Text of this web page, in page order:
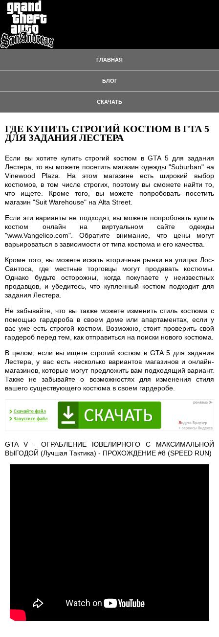
ГЛАВНАЯ
БЛОГ
СКАЧАТЬ
ГДЕ КУПИТЬ СТРОГИЙ КОСТЮМ В ГТА 5
ДЛЯ ЗАДАНИЯ ЛЕСТЕРА
Если вы хотите купить строгий костюм в GTA 5 для задания
Лестера, то вы можете посетить магазин одежды "Suburban" на
Vinewood Plaza. На этом магазине есть широкий выбор
костюмов, в том числе строгих, поэтому вы сможете найти то,
что ищете. Кроме того, вы можете попробовать посетить
магазин "Suit Warehouse" на Alta Street.
Если эти варианты не подходят, вы можете попробовать купить
костюм онлайн на виртуальном сайте одежды
"www.Vangelico.com". Обратите внимание, что цены могут
варьироваться в зависимости от типа костюма и его качества.
Кроме того, вы можете искать вторичные рынки на улицах Лос-
Сантоса, где местные торговцы могут продавать костюмы.
Однако будьте осторожны, когда покупаете у неизвестных
продавцов, и убедитесь, что купленный костюм подходит для
задания Лестера.
Не забывайте, что вы также можете изменить стиль костюма с
помощью гардероба в своем доме или апартаментах, если у
вас уже есть строгой костюм. Возможно, стоит проверить свой
гардероб перед тем, как отправиться на поиски нового костюма.
В целом, если вы ищете строгий костюм в GTA 5 для задания
Лестера, у вас есть несколько вариантов магазинов и онлайн-
магазинов, которые могут предложить вам подходящий вариант.
Также не забывайте о возможностях для изменения стиля
вашего существующего костюма в своем гардеробе.
GTA V - ОГРАБЛЕНИЕ ЮВЕЛИРНОГО С МАКСИМАЛЬНОЙ
ВЫГОДОЙ (Лучшая Тактика) - ПРОХОЖДЕНИЕ #8 (SPEED RUN)